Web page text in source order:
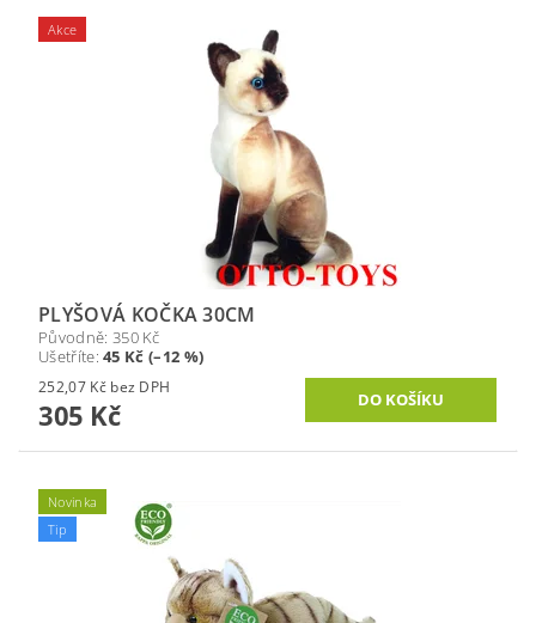
Akce
PLYŠOVÁ KOČKA 30CM
Původně: 350 Kč
Ušetříte:45 Kč (–12 %)
252,07 Kč bez DPH
305 Kč
Novinka
Tip